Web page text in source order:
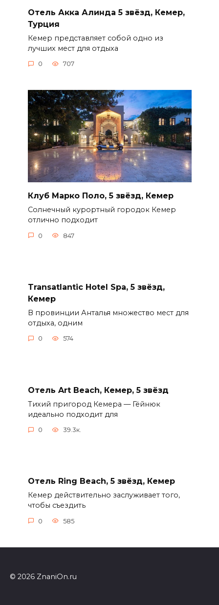
Отель Акка Алинда 5 звёзд, Кемер,
Турция
Кемер представляет собой одно из
лучших мест для отдыха
0 707
Клуб Марко Поло, 5 звёзд, Кемер
Солнечный курортный городок Кемер
отлично подходит
0 847
Transatlantic Hotel Spa, 5 звёзд,
Кемер
В провинции Анталья множество мест для
отдыха, одним
0 574
Отель Art Beach, Кемер, 5 звёзд
Тихий пригород Кемера — Гёйнюк
идеально подходит для
0 39.3к.
Отель Ring Beach, 5 звёзд, Кемер
Кемер действительно заслуживает того,
чтобы съездить
0 585
© 2026 ZnaniOn.ru